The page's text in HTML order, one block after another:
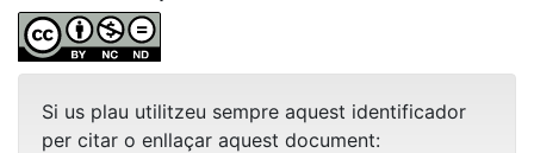
Si us plau utilitzeu sempre aquest identificador
per citar o enllaçar aquest document: